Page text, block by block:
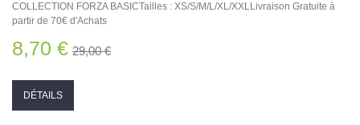
COLLECTION FORZA BASICTailles : XS/S/M/L/XL/XXLLivraison Gratuite à
partir de 70€ d'Achats
8,70 € 29,00 €
DÉTAILS